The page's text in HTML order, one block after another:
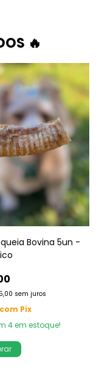
🔥
Bovina 5un -
sem juros
com Pix
4em estoque!